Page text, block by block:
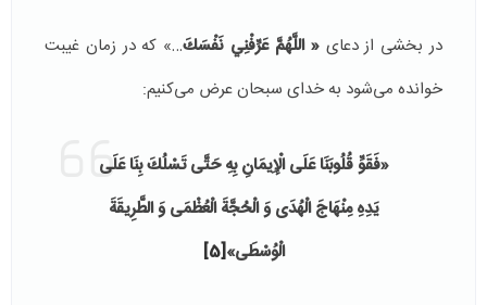
در بخشی از دعای« اللَّهُمَّ عَرِّفْنِي نَفْسَكَ…» که در زمان غیبت
خوانده می‌شود به خدای سبحان عرض می‌کنیم:
«فَقَوِّ قُلُوبَنَا عَلَى الْإِيمَانِ بِهِ حَتَّى تَسْلُكَ بِنَا عَلَى
يَدِهِ مِنْهَاجَ الْهُدَى وَ الْحُجَّةَ الْعُظْمَى وَ الطَّرِيقَةَ
الْوُسْطَى‏»[5]